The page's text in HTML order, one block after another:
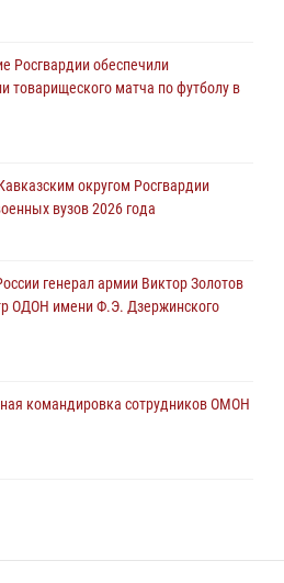
поддержке Росгвардии
ОМОН Росгвардии задержаны
на окружном юнармейском
Росгвардии обеспечили
товарищеского матча по футболу в
округом Росгвардии
вузов 2026 года
генерал армии Виктор Золотов
ОДОН имени Ф.Э. Дзержинского
командировка сотрудников ОМОН